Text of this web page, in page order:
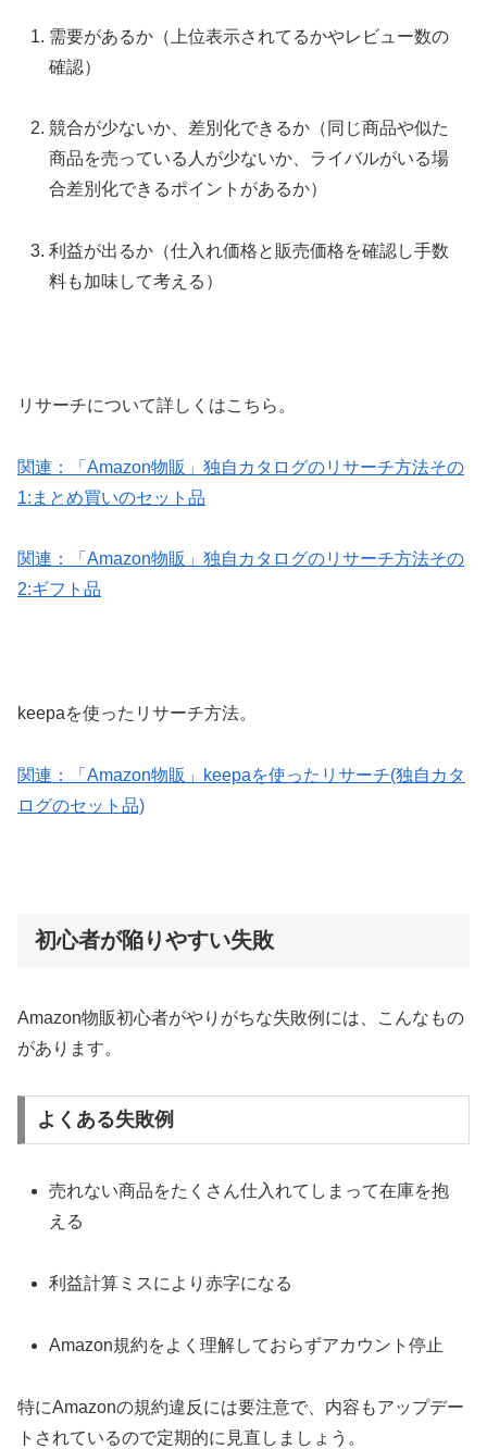
需要があるか（上位表示されてるかやレビュー数の
確認）
競合が少ないか、差別化できるか（同じ商品や似た
商品を売っている人が少ないか、ライバルがいる場
合差別化できるポイントがあるか）
利益が出るか（仕入れ価格と販売価格を確認し手数
料も加味して考える）
リサーチについて詳しくはこちら。
関連：「Amazon物販」独自カタログのリサーチ方法その
1:まとめ買いのセット品
関連：「Amazon物販」独自カタログのリサーチ方法その
2:ギフト品
keepaを使ったリサーチ方法。
関連：「Amazon物販」keepaを使ったリサーチ(独自カタ
ログのセット品)
初心者が陥りやすい失敗
Amazon物販初心者がやりがちな失敗例には、こんなもの
があります。
よくある失敗例
売れない商品をたくさん仕入れてしまって在庫を抱
える
利益計算ミスにより赤字になる
Amazon規約をよく理解しておらずアカウント停止
特にAmazonの規約違反には要注意で、内容もアップデー
トされているので定期的に見直しましょう。